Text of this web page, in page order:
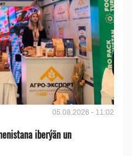
05.08.2026 - 11:02
iberýän un